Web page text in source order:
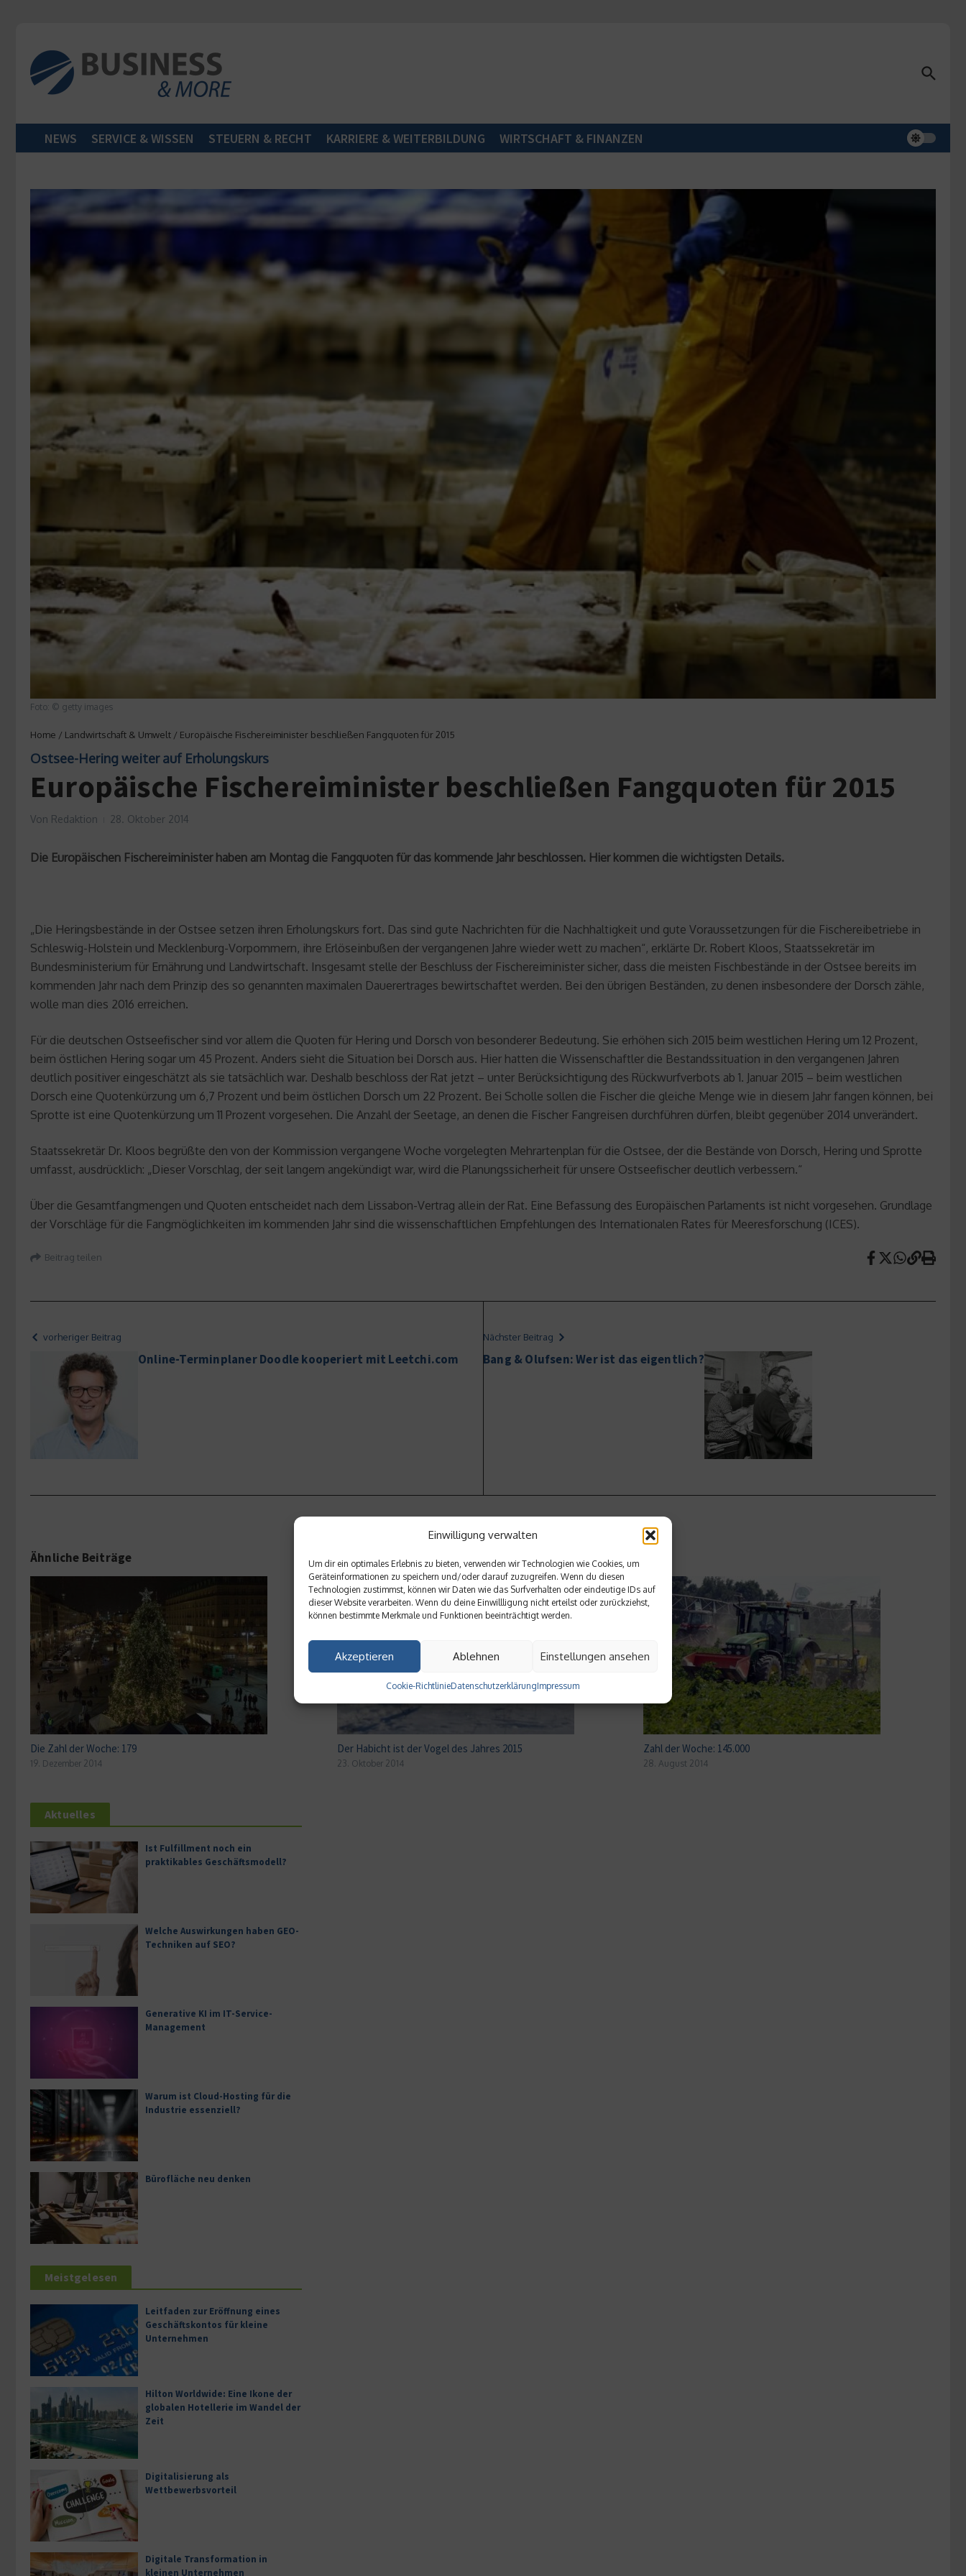
Einwilligung verwalten
Um dir ein optimales Erlebnis zu bieten, verwenden wir Technologien wie Cookies, um
Geräteinformationen zu speichern und/oder darauf zuzugreifen. Wenn du diesen
Technologien zustimmst, können wir Daten wie das Surfverhalten oder eindeutige IDs auf
dieser Website verarbeiten. Wenn du deine Einwillligung nicht erteilst oder zurückziehst,
können bestimmte Merkmale und Funktionen beeinträchtigt werden.
Akzeptieren Ablehnen Einstellungen ansehen
Cookie-RichtlinieDatenschutzerklärungImpressum
NEWS SERVICE & WISSEN STEUERN & RECHT KARRIERE & WEITERBILDUNG WIRTSCHAFT & FINANZEN
Foto: © getty images
Home / Landwirtschaft & Umwelt / Europäische Fischereiminister beschließen Fangquoten für 2015
Ostsee-Hering weiter auf Erholungskurs
Europäische Fischereiminister beschließen Fangquoten für 2015
Von Redaktion 28. Oktober 2014
Die Europäischen Fischereiminister haben am Montag die Fangquoten für das kommende Jahr beschlossen. Hier kommen die wichtigsten Details.
„Die Heringsbestände in der Ostsee setzen ihren Erholungskurs fort. Das sind gute Nachrichten für die Nachhaltigkeit und gute Voraussetzungen für die Fischereibetriebe in
Schleswig-Holstein und Mecklenburg-Vorpommern, ihre Erlöseinbußen der vergangenen Jahre wieder wett zu machen“, erklärte Dr. Robert Kloos, Staatssekretär im
Bundesministerium für Ernährung und Landwirtschaft. Insgesamt stelle der Beschluss der Fischereiminister sicher, dass die meisten Fischbestände in der Ostsee bereits im
kommenden Jahr nach dem Prinzip des so genannten maximalen Dauerertrages bewirtschaftet werden. Bei den übrigen Beständen, zu denen insbesondere der Dorsch zähle,
wolle man dies 2016 erreichen.
Für die deutschen Ostseefischer sind vor allem die Quoten für Hering und Dorsch von besonderer Bedeutung. Sie erhöhen sich 2015 beim westlichen Hering um 12 Prozent,
beim östlichen Hering sogar um 45 Prozent. Anders sieht die Situation bei Dorsch aus. Hier hatten die Wissenschaftler die Bestandssituation in den vergangenen Jahren
deutlich positiver eingeschätzt als sie tatsächlich war. Deshalb beschloss der Rat jetzt – unter Berücksichtigung des Rückwurfverbots ab 1. Januar 2015 – beim westlichen
Dorsch eine Quotenkürzung um 6,7 Prozent und beim östlichen Dorsch um 22 Prozent. Bei Scholle sollen die Fischer die gleiche Menge wie in diesem Jahr fangen können, bei
Sprotte ist eine Quotenkürzung um 11 Prozent vorgesehen. Die Anzahl der Seetage, an denen die Fischer Fangreisen durchführen dürfen, bleibt gegenüber 2014 unverändert.
Staatssekretär Dr. Kloos begrüßte den von der Kommission vergangene Woche vorgelegten Mehrartenplan für die Ostsee, der die Bestände von Dorsch, Hering und Sprotte
umfasst, ausdrücklich: „Dieser Vorschlag, der seit langem angekündigt war, wird die Planungssicherheit für unsere Ostseefischer deutlich verbessern.“
Über die Gesamtfangmengen und Quoten entscheidet nach dem Lissabon-Vertrag allein der Rat. Eine Befassung des Europäischen Parlaments ist nicht vorgesehen. Grundlage
der Vorschläge für die Fangmöglichkeiten im kommenden Jahr sind die wissenschaftlichen Empfehlungen des Internationalen Rates für Meeresforschung (ICES).
Beitrag teilen
vorheriger Beitrag
Online-Terminplaner Doodle kooperiert mit Leetchi.com
Nächster Beitrag
Bang & Olufsen: Wer ist das eigentlich?
Ähnliche Beiträge
Die Zahl der Woche: 179
19. Dezember 2014
Der Habicht ist der Vogel des Jahres 2015
23. Oktober 2014
Zahl der Woche: 145.000
28. August 2014
Aktuelles
Ist Fulfillment noch ein
praktikables Geschäftsmodell?
Welche Auswirkungen haben GEO-
Techniken auf SEO?
Generative KI im IT-Service-
Management
Warum ist Cloud-Hosting für die
Industrie essenziell?
Bürofläche neu denken
Meistgelesen
Leitfaden zur Eröffnung eines
Geschäftskontos für kleine
Unternehmen
Hilton Worldwide: Eine Ikone der
globalen Hotellerie im Wandel der
Zeit
Digitalisierung als
Wettbewerbsvorteil
Digitale Transformation in
kleinen Unternehmen